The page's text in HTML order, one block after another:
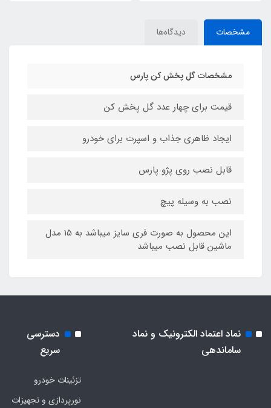
مشخصات دیدگاه‌ها
مشخصات گل پخش کن پارس
قیمت برای چهار عدد گل پخش کن
ایجاد ظاهری جذاب و اسپرت برای خودرو
قابل نصب روی پژو پارس
نصب به وسیله پیچ
این محصول به صورت فری سایز میباشد به 15 مدل
ماشین قابل نصب میباشد
نماد اعتماد الکترونیک و نماد
ساماندهی
دسترسی
سریع
تزئینات خودرو
نورپردازی و تجهیزات